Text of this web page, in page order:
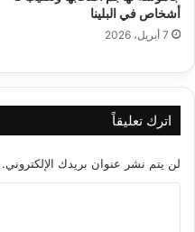
أشخاص في البلينا
7 أبريل، 2026
اترك تعليقاً
لن يتم نشر عنوان بريدك الإلكتروني.